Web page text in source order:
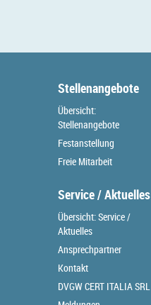
Stellenangebote
Übersicht:
Stellenangebote
Festanstellung
Freie Mitarbeit
Service / Aktuelles
Übersicht: Service /
Aktuelles
Ansprechpartner
Kontakt
DVGW CERT ITALIA SRL